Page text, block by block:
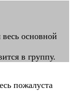
основной
в группу.
пожалуста